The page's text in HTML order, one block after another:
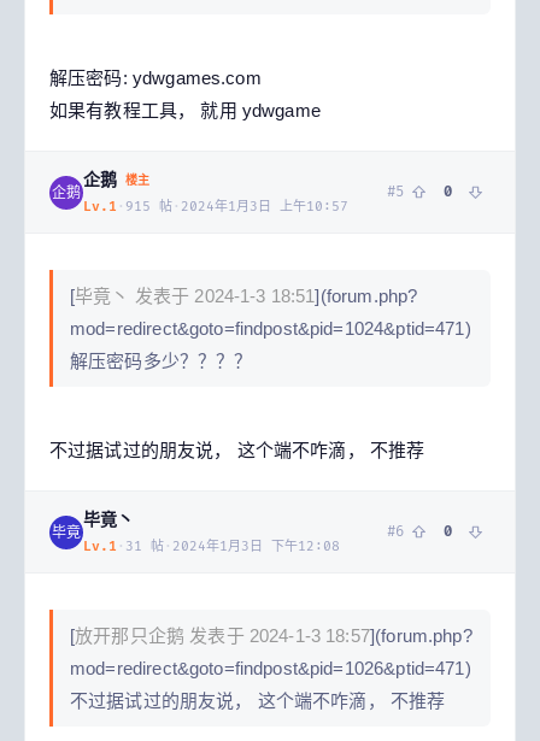
解压密码: ydwgames.com
如果有教程工具， 就用 ydwgame
企鹅
企鹅 楼主
Lv. 1 · 915 帖 · 2024年1月3日 上午10:57
#5 0
[毕竟丶 发表于 2024-1-3 18:51](forum.php?
mod=redirect&goto=findpost&pid=1024&ptid=471)
解压密码多少？？？？
不过据试过的朋友说， 这个端不咋滴， 不推荐
毕竟
毕竟丶
Lv. 1 · 31 帖 · 2024年1月3日 下午12:08
#6 0
[放开那只企鹅 发表于 2024-1-3 18:57](forum.php?
mod=redirect&goto=findpost&pid=1026&ptid=471)
不过据试过的朋友说， 这个端不咋滴， 不推荐